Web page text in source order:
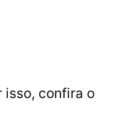
isso, confira o